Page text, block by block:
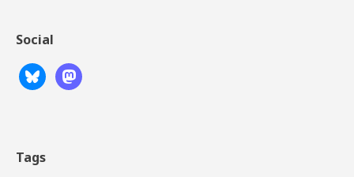
Social
Tags